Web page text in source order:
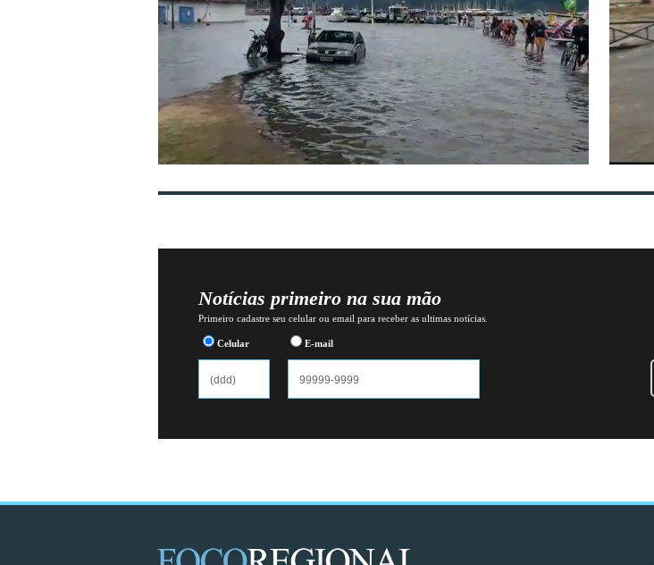
Notícias primeiro na sua mão
Primeiro cadastre seu celular ou email para receber as ultimas notícias.
Celular E-mail